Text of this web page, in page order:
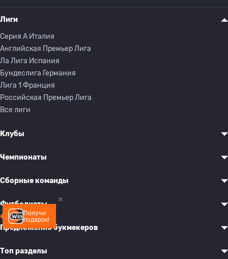
Получи
подарок!
Лиги
Серия A Италия
Английская Премьер Лига
Ла Лига Испания
Бундеслига Германия
Лига 1 Франция
Российская Премьер Лига
Все лиги
Клубы
Чемпионаты
Сборные команды
Футболисты
Предложения букмекеров
Топ разделы